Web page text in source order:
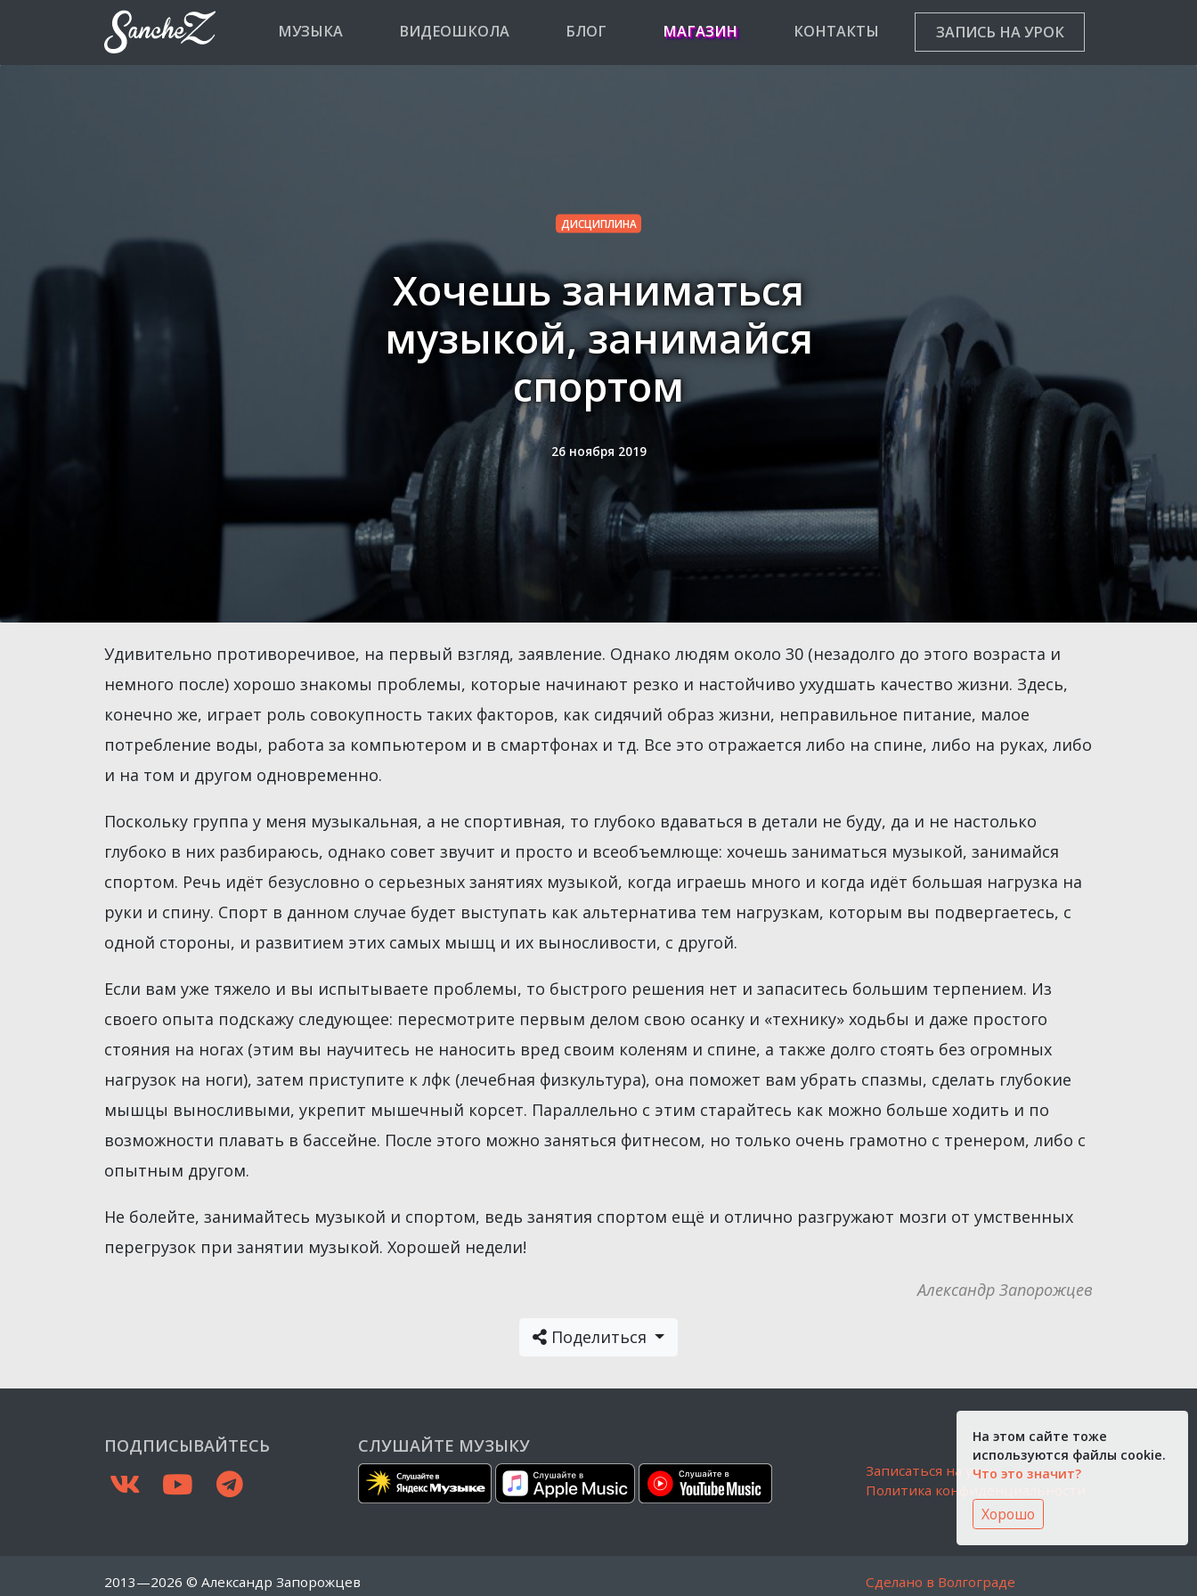
МУЗЫКА ВИДЕОШКОЛА БЛОГ МАГАЗИН КОНТАКТЫ ЗАПИСЬ НА УРОК
ДИСЦИПЛИНА
Хочешь заниматься
музыкой, занимайся
спортом
26 ноября 2019
Удивительно противоречивое, на первый взгляд, заявление. Однако людям около 30 (незадолго до этого возраста и
немного после) хорошо знакомы проблемы, которые начинают резко и настойчиво ухудшать качество жизни. Здесь,
конечно же, играет роль совокупность таких факторов, как сидячий образ жизни, неправильное питание, малое
потребление воды, работа за компьютером и в смартфонах и тд. Все это отражается либо на спине, либо на руках, либо
и на том и другом одновременно.
Поскольку группа у меня музыкальная, а не спортивная, то глубоко вдаваться в детали не буду, да и не настолько
глубоко в них разбираюсь, однако совет звучит и просто и всеобъемлюще: хочешь заниматься музыкой, занимайся
спортом. Речь идёт безусловно о серьезных занятиях музыкой, когда играешь много и когда идёт большая нагрузка на
руки и спину. Спорт в данном случае будет выступать как альтернатива тем нагрузкам, которым вы подвергаетесь, с
одной стороны, и развитием этих самых мышц и их выносливости, с другой.
Если вам уже тяжело и вы испытываете проблемы, то быстрого решения нет и запаситесь большим терпением. Из
своего опыта подскажу следующее: пересмотрите первым делом свою осанку и «технику» ходьбы и даже простого
стояния на ногах (этим вы научитесь не наносить вред своим коленям и спине, а также долго стоять без огромных
нагрузок на ноги), затем приступите к лфк (лечебная физкультура), она поможет вам убрать спазмы, сделать глубокие
мышцы выносливыми, укрепит мышечный корсет. Параллельно с этим старайтесь как можно больше ходить и по
возможности плавать в бассейне. После этого можно заняться фитнесом, но только очень грамотно с тренером, либо с
опытным другом.
Не болейте, занимайтесь музыкой и спортом, ведь занятия спортом ещё и отлично разгружают мозги от умственных
перегрузок при занятии музыкой. Хорошей недели!
Александр Запорожцев
Поделиться
ПОДПИСЫВАЙТЕСЬ
ВКонтактеYouTube
СЛУШАЙТЕ МУЗЫКУ
Записаться на урок
Политика конфиденциальности
2013—2026 © Александр Запорожцев Сделано в Волгограде
На этом сайте тоже
используются файлы cookie.
Что это значит?
Хорошо